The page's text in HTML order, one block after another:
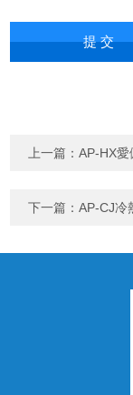
上一篇：AP-HX愛
下一篇：AP-CJ冷